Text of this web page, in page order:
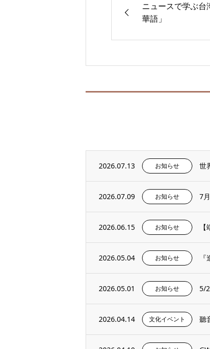
ニュースで学ぶ
華語」
2026.07.13 お知らせ 世
2026.07.09 お知らせ 7
2026.06.15 お知らせ
2026.05.04 お知らせ
2026.05.01 お知らせ 5/
2026.04.14 文化イベント 聽